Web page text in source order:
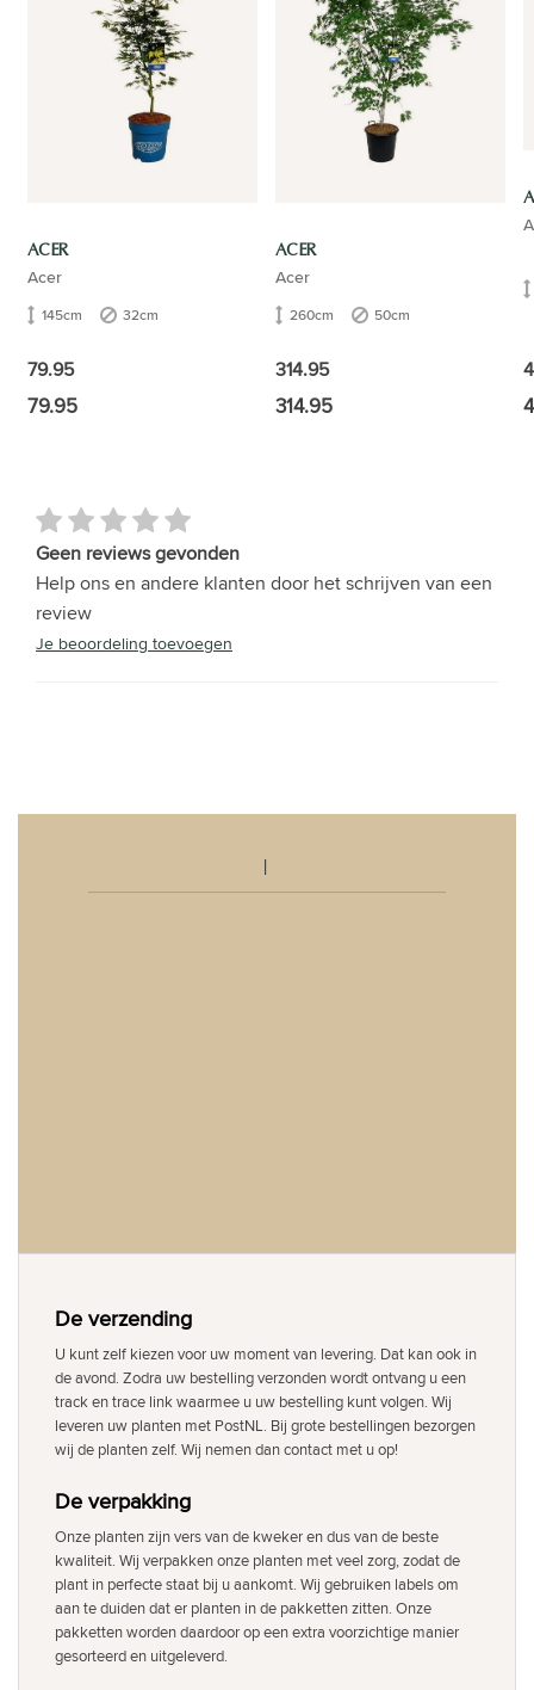
ACER
Acer
145cm 32cm
79.95
79.95
ACER
Acer
260cm 50cm
314.95
314.95
Geen reviews gevonden
Help ons en andere klanten door het schrijven van een
review
Je beoordeling toevoegen
De verzending
U kunt zelf kiezen voor uw moment van levering. Dat kan ook in
de avond. Zodra uw bestelling verzonden wordt ontvang u een
track en trace link waarmee u uw bestelling kunt volgen. Wij
leveren uw planten met PostNL. Bij grote bestellingen bezorgen
wij de planten zelf. Wij nemen dan contact met u op!
De verpakking
Onze planten zijn vers van de kweker en dus van de beste
kwaliteit. Wij verpakken onze planten met veel zorg, zodat de
plant in perfecte staat bij u aankomt. Wij gebruiken labels om
aan te duiden dat er planten in de pakketten zitten. Onze
pakketten worden daardoor op een extra voorzichtige manier
gesorteerd en uitgeleverd.